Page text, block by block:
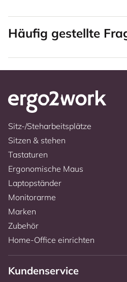
Häufig gestellte
Sitz-/Steharbeitsplätze
Sitzen & stehen
Tastaturen
Ergonomische Maus
Laptopständer
Monitorarme
Marken
Zubehör
Home-Office einrichten
Kundenservice